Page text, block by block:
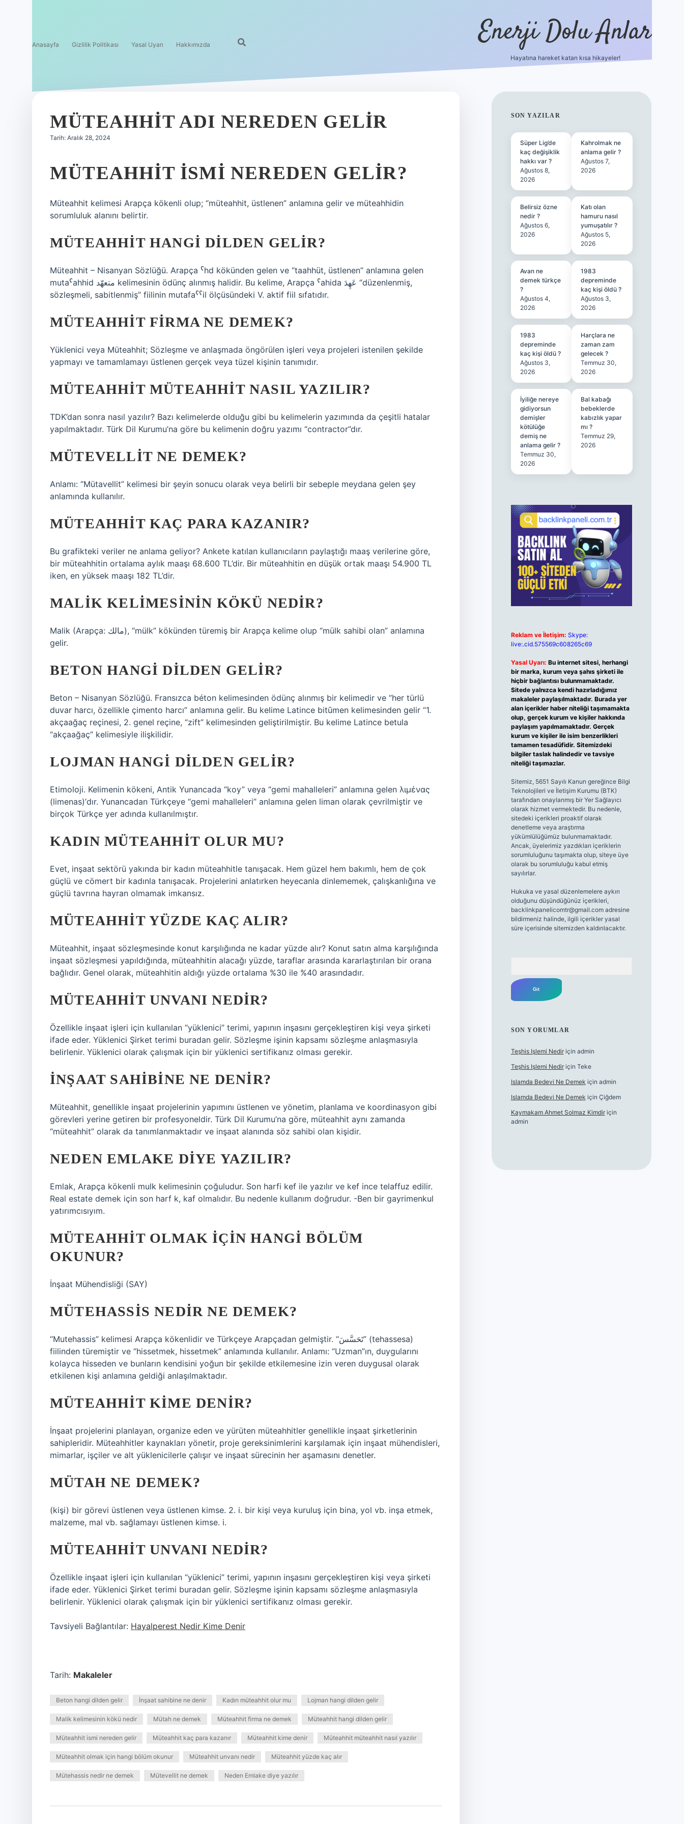
Anasayfa Gizlilik Politikası Yasal Uyarı Hakkımızda Enerji Dolu Anlar
Hayatına hareket katan kısa hikayeler!
MÜTEAHHIT ADI NEREDEN GELIR
Tarih: Aralık 28, 2024
MÜTEAHHIT ISMI NEREDEN GELIR?
Müteahhit kelimesi Arapça kökenli olup; “müteahhit, üstlenen” anlamına gelir ve müteahhidin
sorumluluk alanını belirtir.
MÜTEAHHIT HANGI DILDEN GELIR?
Müteahhit – Nisanyan Sözlüğü. Arapça ˁhd kökünden gelen ve “taahhüt, üstlenen” anlamına gelen
mutaˁahhid متعهّد kelimesinin ödünç alınmış halidir. Bu kelime, Arapça ˁahida عَهِدَ “düzenlenmiş,
sözleşmeli, sabitlenmiş” fiilinin mutafaˁˁil ölçüsündeki V. aktif fiil sıfatıdır.
MÜTEAHHIT FIRMA NE DEMEK?
Yüklenici veya Müteahhit; Sözleşme ve anlaşmada öngörülen işleri veya projeleri istenilen şekilde
yapmayı ve tamamlamayı üstlenen gerçek veya tüzel kişinin tanımıdır.
MÜTEAHHIT MÜTEAHHIT NASIL YAZILIR?
TDK’dan sonra nasıl yazılır? Bazı kelimelerde olduğu gibi bu kelimelerin yazımında da çeşitli hatalar
yapılmaktadır. Türk Dil Kurumu’na göre bu kelimenin doğru yazımı “contractor”dır.
MÜTEVELLIT NE DEMEK?
Anlamı: “Mütavellit” kelimesi bir şeyin sonucu olarak veya belirli bir sebeple meydana gelen şey
anlamında kullanılır.
MÜTEAHHIT KAÇ PARA KAZANIR?
Bu grafikteki veriler ne anlama geliyor? Ankete katılan kullanıcıların paylaştığı maaş verilerine göre,
bir müteahhitin ortalama aylık maaşı 68.600 TL’dir. Bir müteahhitin en düşük ortak maaşı 54.900 TL
iken, en yüksek maaşı 182 TL’dir.
MALIK KELIMESININ KÖKÜ NEDIR?
Malik (Arapça: مالك), “mülk” kökünden türemiş bir Arapça kelime olup “mülk sahibi olan” anlamına
gelir.
BETON HANGI DILDEN GELIR?
Beton – Nisanyan Sözlüğü. Fransızca béton kelimesinden ödünç alınmış bir kelimedir ve “her türlü
duvar harcı, özellikle çimento harcı” anlamına gelir. Bu kelime Latince bitūmen kelimesinden gelir “1.
akçaağaç reçinesi, 2. genel reçine, “zift” kelimesinden geliştirilmiştir. Bu kelime Latince betula
“akçaağaç” kelimesiyle ilişkilidir.
LOJMAN HANGI DILDEN GELIR?
Etimoloji. Kelimenin kökeni, Antik Yunancada “koy” veya “gemi mahalleleri” anlamına gelen λιμένας
(limenas)’dır. Yunancadan Türkçeye “gemi mahalleleri” anlamına gelen liman olarak çevrilmiştir ve
birçok Türkçe yer adında kullanılmıştır.
KADIN MÜTEAHHIT OLUR MU?
Evet, inşaat sektörü yakında bir kadın müteahhitle tanışacak. Hem güzel hem bakımlı, hem de çok
güçlü ve cömert bir kadınla tanışacak. Projelerini anlatırken heyecanla dinlememek, çalışkanlığına ve
güçlü tavrına hayran olmamak imkansız.
MÜTEAHHIT YÜZDE KAÇ ALIR?
Müteahhit, inşaat sözleşmesinde konut karşılığında ne kadar yüzde alır? Konut satın alma karşılığında
inşaat sözleşmesi yapıldığında, müteahhitin alacağı yüzde, taraflar arasında kararlaştırılan bir orana
bağlıdır. Genel olarak, müteahhitin aldığı yüzde ortalama %30 ile %40 arasındadır.
MÜTEAHHIT UNVANI NEDIR?
Özellikle inşaat işleri için kullanılan “yüklenici” terimi, yapının inşasını gerçekleştiren kişi veya şirketi
ifade eder. Yüklenici Şirket terimi buradan gelir. Sözleşme işinin kapsamı sözleşme anlaşmasıyla
belirlenir. Yüklenici olarak çalışmak için bir yüklenici sertifikanız olması gerekir.
İNŞAAT SAHIBINE NE DENIR?
Müteahhit, genellikle inşaat projelerinin yapımını üstlenen ve yönetim, planlama ve koordinasyon gibi
görevleri yerine getiren bir profesyoneldir. Türk Dil Kurumu’na göre, müteahhit aynı zamanda
“müteahhit” olarak da tanımlanmaktadır ve inşaat alanında söz sahibi olan kişidir.
NEDEN EMLAKE DIYE YAZILIR?
Emlak, Arapça kökenli mulk kelimesinin çoğuludur. Son harfi kef ile yazılır ve kef ince telaffuz edilir.
Real estate demek için son harf k, kaf olmalıdır. Bu nedenle kullanım doğrudur. -Ben bir gayrimenkul
yatırımcısıyım.
MÜTEAHHIT OLMAK IÇIN HANGI BÖLÜM
OKUNUR?
İnşaat Mühendisliği (SAY)
MÜTEHASSIS NEDIR NE DEMEK?
“Mutehassis” kelimesi Arapça kökenlidir ve Türkçeye Arapçadan gelmiştir. “تَحَسَّسَ” (tehassesa)
fiilinden türemiştir ve “hissetmek, hissetmek” anlamında kullanılır. Anlamı: “Uzman”ın, duygularını
kolayca hisseden ve bunların kendisini yoğun bir şekilde etkilemesine izin veren duygusal olarak
etkilenen kişi anlamına geldiği anlaşılmaktadır.
MÜTEAHHIT KIME DENIR?
İnşaat projelerini planlayan, organize eden ve yürüten müteahhitler genellikle inşaat şirketlerinin
sahipleridir. Müteahhitler kaynakları yönetir, proje gereksinimlerini karşılamak için inşaat mühendisleri,
mimarlar, işçiler ve alt yüklenicilerle çalışır ve inşaat sürecinin her aşamasını denetler.
MÜTAH NE DEMEK?
(kişi) bir görevi üstlenen veya üstlenen kimse. 2. i. bir kişi veya kuruluş için bina, yol vb. inşa etmek,
malzeme, mal vb. sağlamayı üstlenen kimse. i.
MÜTEAHHIT UNVANI NEDIR?
Özellikle inşaat işleri için kullanılan “yüklenici” terimi, yapının inşasını gerçekleştiren kişi veya şirketi
ifade eder. Yüklenici Şirket terimi buradan gelir. Sözleşme işinin kapsamı sözleşme anlaşmasıyla
belirlenir. Yüklenici olarak çalışmak için bir yüklenici sertifikanız olması gerekir.
Tavsiyeli Bağlantılar: Hayalperest Nedir Kime Denir
Tarih: Makaleler
Beton hangi dilden gelir İnşaat sahibine ne denir Kadın müteahhit olur mu Lojman hangi dilden gelir
Malik kelimesinin kökü nedir Mütah ne demek Müteahhit firma ne demek Müteahhit hangi dilden gelir
Müteahhit ismi nereden gelir Müteahhit kaç para kazanır Müteahhit kime denir Müteahhit müteahhit nasıl yazılır
Müteahhit olmak için hangi bölüm okunur Müteahhit unvanı nedir Müteahhit yüzde kaç alır
Mütehassis nedir ne demek Mütevellit ne demek Neden Emlake diye yazılır
SIDEBAR
SON YAZILAR
Süper Lig’de
kaç değişiklik
hakkı var ?
Ağustos 8,
2026
Kahrolmak ne
anlama gelir ?
Ağustos 7,
2026
Belirsiz özne
nedir ?
Ağustos 6,
2026
Katı olan
hamuru nasıl
yumuşatılır ?
Ağustos 5,
2026
Avan ne
demek türkçe
?
Ağustos 4,
2026
1983
depreminde
kaç kişi öldü ?
Ağustos 3,
2026
1983
depreminde
kaç kişi öldü ?
Ağustos 3,
2026
Harçlara ne
zaman zam
gelecek ?
Temmuz 30,
2026
İyiliğe nereye
gidiyorsun
demişler
kötülüğe
demiş ne
anlama gelir ?
Temmuz 30,
2026
Bal kabağı
bebeklerde
kabızlık yapar
mı ?
Temmuz 29,
2026
Reklam ve İletişim: Skype:
live:.cid.575569c608265c69
Yasal Uyarı: Bu internet sitesi, herhangi
bir marka, kurum veya şahıs şirketi ile
hiçbir bağlantısı bulunmamaktadır.
Sitede yalnızca kendi hazırladığımız
makaleler paylaşılmaktadır. Burada yer
alan içerikler haber niteliği taşımamakta
olup, gerçek kurum ve kişiler hakkında
paylaşım yapılmamaktadır. Gerçek
kurum ve kişiler ile isim benzerlikleri
tamamen tesadüfidir. Sitemizdeki
bilgiler taslak halindedir ve tavsiye
niteliği taşımazlar.
Sitemiz, 5651 Sayılı Kanun gereğince Bilgi
Teknolojileri ve İletişim Kurumu (BTK)
tarafından onaylanmış bir Yer Sağlayıcı
olarak hizmet vermektedir. Bu nedenle,
sitedeki içerikleri proaktif olarak
denetleme veya araştırma
yükümlülüğümüz bulunmamaktadır.
Ancak, üyelerimiz yazdıkları içeriklerin
sorumluluğunu taşımakta olup, siteye üye
olarak bu sorumluluğu kabul etmiş
sayılırlar.
Hukuka ve yasal düzenlemelere aykırı
olduğunu düşündüğünüz içerikleri,
backlinkpanelicomtr@gmail.comadresine
bildirmeniz halinde, ilgili içerikler yasal
süre içerisinde sitemizden kaldırılacaktır.
SON YORUMLAR
Teşhis Işlemi Nediriçin admin
Teşhis Işlemi Nediriçin Teke
Islamda Bedevi Ne Demek için admin
Islamda Bedevi Ne Demek için Çiğdem
Kaymakam Ahmet Solmaz Kimdiriçin
admin
betexper güncel giriş